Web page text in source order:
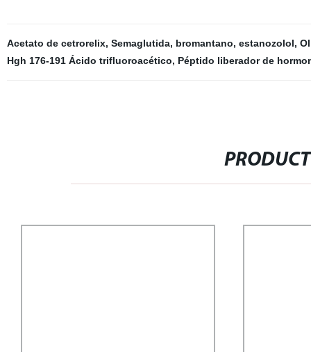
Acetato de cetrorelix, Semaglutida, bromantano, estanozolol,
Hgh 176-191 Ácido trifluoroacético, Péptido liberador de